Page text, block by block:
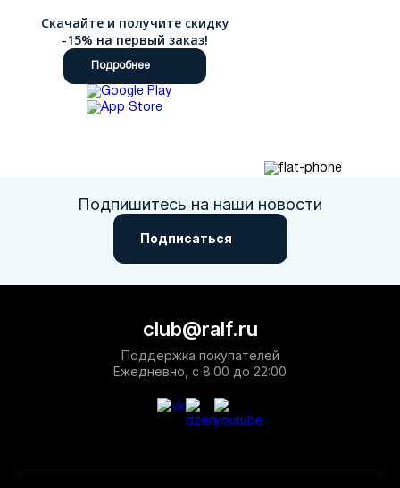
Скачайте и получите скидку
-15% на первый заказ!
Подробнее
Подпишитесь на наши новости
Подписаться
club@ralf.ru
Поддержка покупателей
Ежедневно, с 8:00 до 22:00